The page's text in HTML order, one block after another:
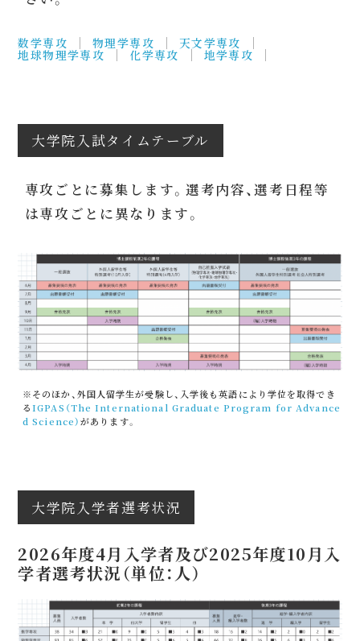
数学専攻 物理学専攻 天文学専攻
地球物理学専攻 化学専攻 地学専攻
大学院入試タイムテーブル
専攻ごとに募集します。選考内容、選考日程等
は専攻ごとに異なります。
※そのほか、外国人留学生が受験し、入学後も英語により学位を取得でき
るIGPAS（The International Graduate Program for Advance
d Science）があります。
大学院入学者選考状況
2026年度4月入学者及び2025年度10月入
学者選考状況（単位：人）